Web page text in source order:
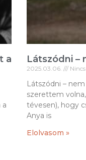
a
a
Látszódni –
2025.03.06.
Látszódni –
szerettem
tévesen), hogy
Anya is
Elolvasom »